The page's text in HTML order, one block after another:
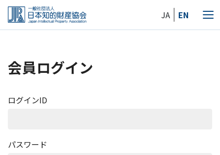
Skip
the
JA EN
メ
会員ログイン
ログインID
パスワード